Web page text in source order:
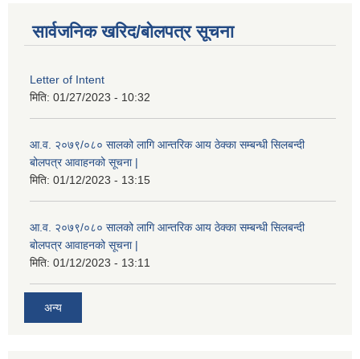
सार्वजनिक खरिद/बोलपत्र सूचना
Letter of Intent
मिति: 01/27/2023 - 10:32
आ.व. २०७९/०८० सालको लागि आन्तरिक आय ठेक्का सम्बन्धी सिलबन्दी
बोलपत्र आवाहनको सूचना |
मिति: 01/12/2023 - 13:15
आ.व. २०७९/०८० सालको लागि आन्तरिक आय ठेक्का सम्बन्धी सिलबन्दी
बोलपत्र आवाहनको सूचना |
मिति: 01/12/2023 - 13:11
अन्य